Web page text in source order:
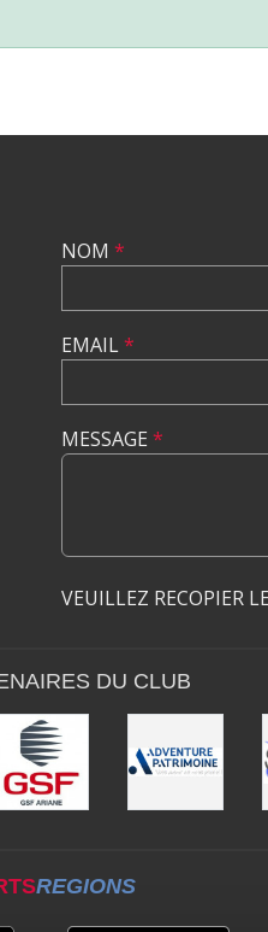
NOM *
EMAIL*
MESSAGE *
VEUILLEZ RECOPIER
DU CLUB
REGIONS